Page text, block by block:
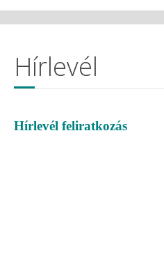
Hírlevél
Hírlevél feliratkozás